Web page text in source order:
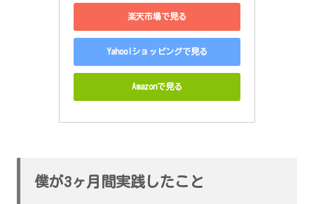
楽天市場で見る
Yahoo!ショッピングで見る
Amazonで見る
僕が3ヶ月間実践したこと